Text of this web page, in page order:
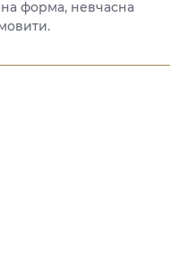
форма, невчасна